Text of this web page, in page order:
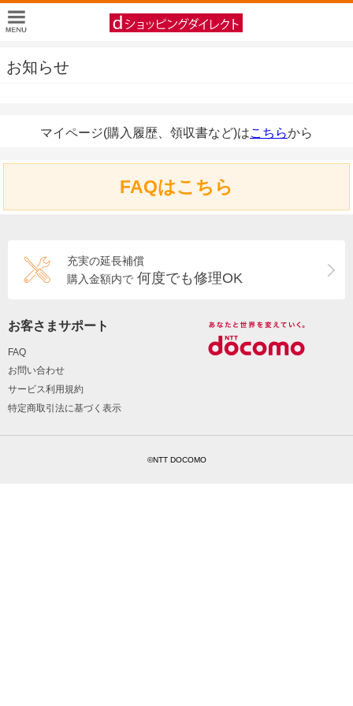
お知らせ
マイページ(購入履歴、領収書など)はこちらから
FAQはこちら
充実の延長補償
購入金額内で 何度でも修理OK
お客さまサポート
FAQ
お問い合わせ
サービス利用規約
特定商取引法に基づく表示
©NTT DOCOMO